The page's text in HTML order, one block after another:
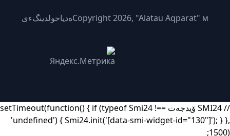
Copyright 2026, "Alatau Aqparat" мەدياحولدينگءى
// SMI24 ۆيدجەت setTimeout(function() { if (typeof Smi24 !==
'undefined') { Smi24.init('[data-smi-widget-id="130"]'); } },
1500);